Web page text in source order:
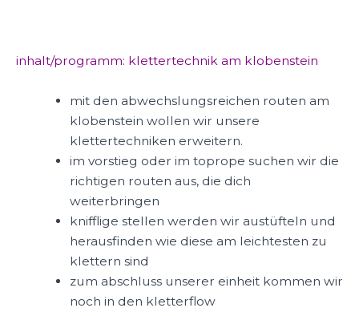
inhalt/programm: klettertechnik am klobenstein
mit den abwechslungsreichen routen am
klobenstein wollen wir unsere
klettertechniken erweitern.
im vorstieg oder im toprope suchen wir die
richtigen routen aus, die dich
weiterbringen
knifflige stellen werden wir austüfteln und
herausfinden wie diese am leichtesten zu
klettern sind
zum abschluss unserer einheit kommen wir
noch in den kletterflow